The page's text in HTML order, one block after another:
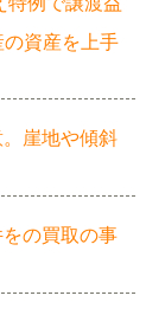
資産を上手
崖地や傾斜
の買取の事